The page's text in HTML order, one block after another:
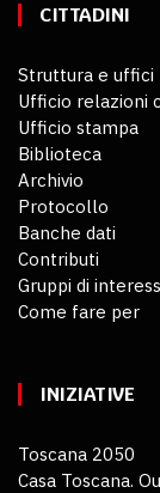
CITTADINI
Struttura e uffici
Ufficio relazioni
Ufficio stampa
Biblioteca
Archivio
Protocollo
Banche dati
Contributi
Gruppi di
Come fare per
INIZIATIVE
Toscana 2050
Casa Toscana.